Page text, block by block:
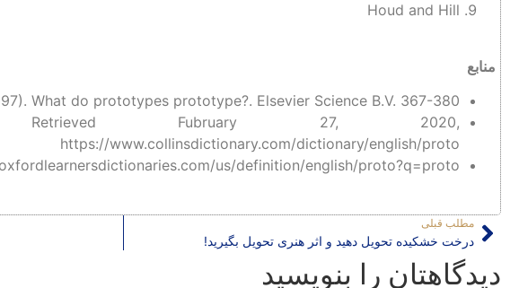
Houd and Hill
منابع
What do prototypes prototype?. Elsevier Science B.V. 367-380
Retrieved Fubruary 27, 2020,
https://www.collinsdictionary.com/dictionary/english/proto
us/definition/english/proto?q=proto
مطلب قبلی
درخت خشکیده تحویل دهید و اثر هنری تحویل بگیرید!
دیدگاهتان را بنویسید